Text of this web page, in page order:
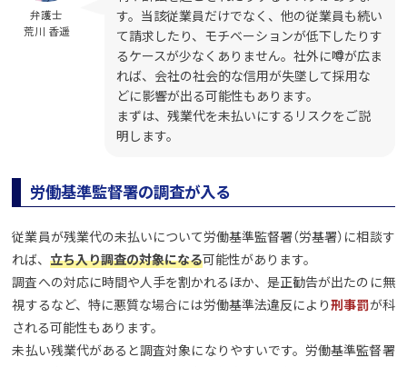
弁護士
荒川 香遥
す。当該従業員だけでなく、他の従業員も続い
て請求したり、モチベーションが低下したりす
るケースが少なくありません。社外に噂が広ま
れば、会社の社会的な信用が失墜して採用な
どに影響が出る可能性もあります。
まずは、残業代を未払いにするリスクをご説
明します。
労働基準監督署の調査が入る
従業員が残業代の未払いについて労働基準監督署（労基署）に相談す
れば、立ち入り調査の対象になる可能性があります。
調査への対応に時間や人手を割かれるほか、是正勧告が出たのに無
視するなど、特に悪質な場合には労働基準法違反により刑事罰が科
される可能性もあります。
未払い残業代があると調査対象になりやすいです。労働基準監督署